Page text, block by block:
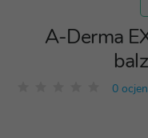
A-Derma
0